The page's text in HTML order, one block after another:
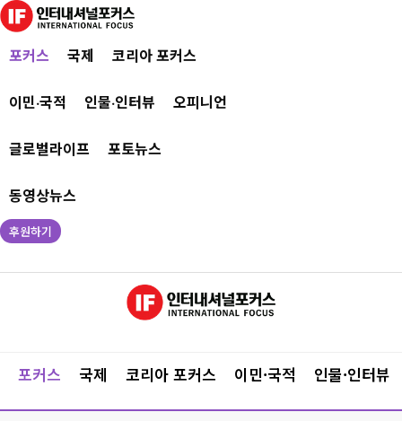
포커스 국제 코리아 포커스
이민·국적 인물·인터뷰 오피니언
글로벌라이프 포토뉴스
동영상뉴스
후원하기
포커스 국제 코리아 포커스 이민·국적 인물·인터뷰